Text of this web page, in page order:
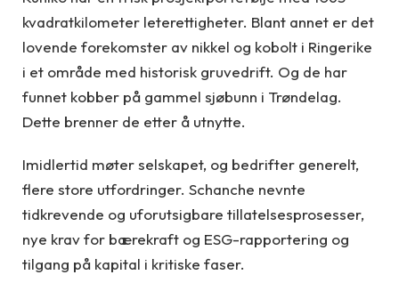
kvadratkilometer leterettigheter. Blant annet er det
lovende forekomster av nikkel og kobolt i Ringerike
i et område med historisk gruvedrift. Og de har
funnet kobber på gammel sjøbunn i Trøndelag.
Dette brenner de etter å utnytte.
Imidlertid møter selskapet, og bedrifter generelt,
flere store utfordringer. Schanche nevnte
tidkrevende og uforutsigbare tillatelsesprosesser,
nye krav for bærekraft og ESG-rapportering og
tilgang på kapital i kritiske faser.